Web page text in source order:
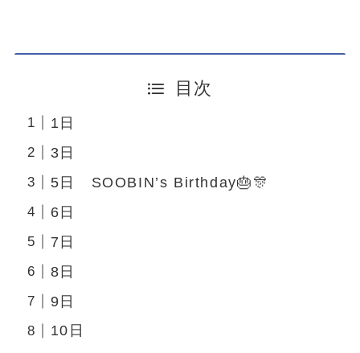
目次
1日
3日
5日 SOOBIN’s Birthday🎂🎊
6日
7日
8日
9日
10日